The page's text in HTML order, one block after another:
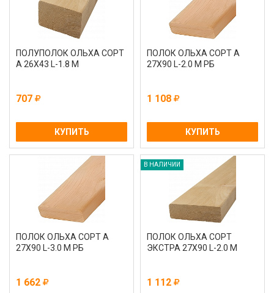
ПОЛУПОЛОК ОЛЬХА СОРТ
А 26Х43 L-1.8 М
707
КУПИТЬ
ПОЛОК ОЛЬХА СОРТ А
27Х90 L-2.0 М РБ
1 108
КУПИТЬ
ПОЛОК ОЛЬХА СОРТ А
27Х90 L-3.0 М РБ
1 662
В НАЛИЧИИ
ПОЛОК ОЛЬХА СОРТ
ЭКСТРА 27Х90 L-2.0 М
1 112